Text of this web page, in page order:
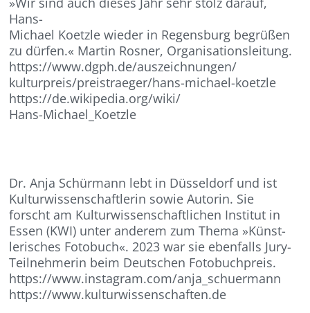
Hans-
Michael Koetzle wieder in Regensburg begrüßen
zu dürfen.« Martin Rosner, Organisationsleitung.
https://www.dgph.de/auszeichnungen/
kulturpreis/preistraeger/hans-michael-koetzle
https://de.wikipedia.org/wiki/
Hans-Michael_Koetzle
Dr. Anja Schürmann lebt in Düsseldorf und ist
Kulturwissenschaftlerin sowie Autorin. Sie
forscht am Kulturwissenschaftlichen Institut in
Essen (KWI) unter anderem zum Thema »Künst-
lerisches Fotobuch«. 2023 war sie ebenfalls Jury-
Teilnehmerin beim Deutschen Fotobuchpreis.
https://www.instagram.com/anja_schuermann
https://www.kulturwissenschaften.de